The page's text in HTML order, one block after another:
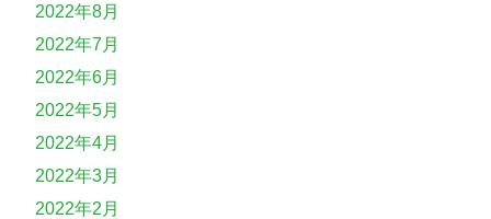
2022年8月
2022年7月
2022年6月
2022年5月
2022年4月
2022年3月
2022年2月